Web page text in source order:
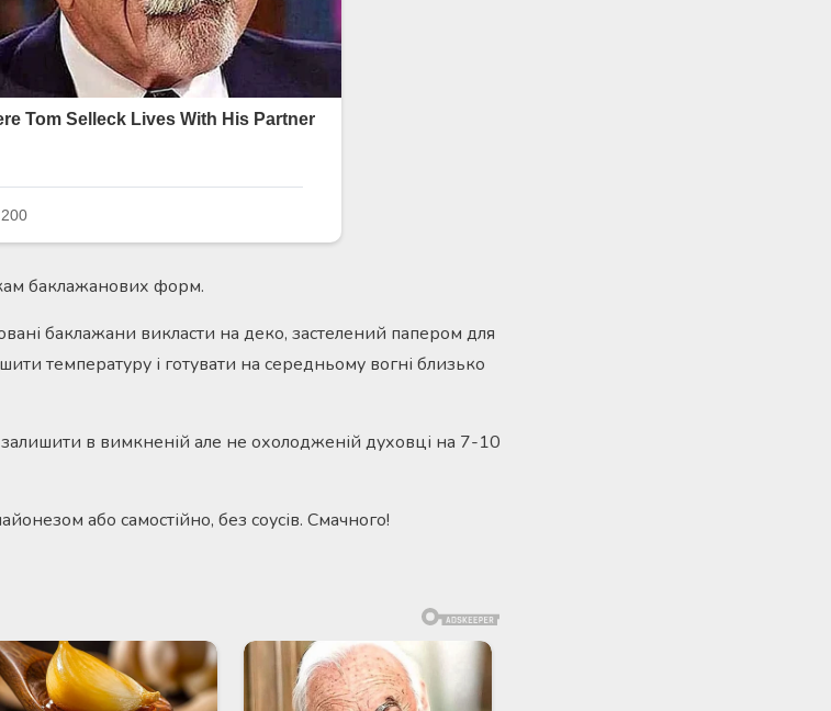
баклажанових форм.
баклажани викласти на деко, застелений папером для
температуру і готувати на середньому вогні близько
в вимкненій але не охолодженій духовці на 7-10
або самостійно, без соусів. Смачного!